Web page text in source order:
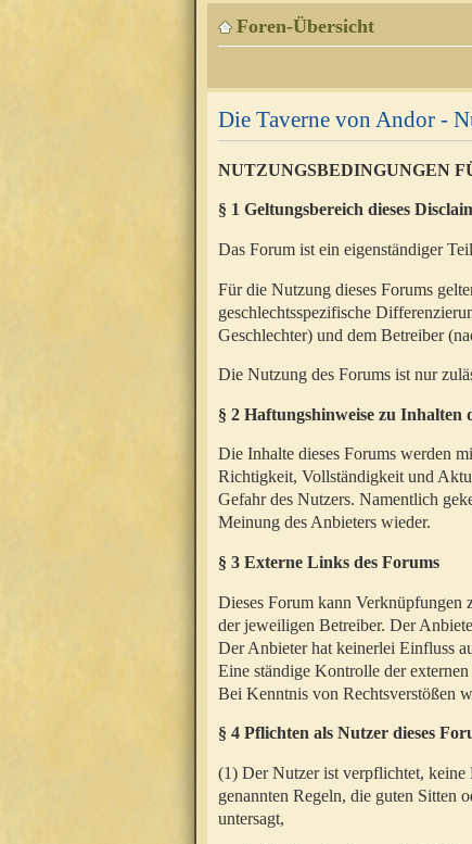
Foren-Übersicht
Die Taverne von Andor -
NUTZUNGSBEDINGUNGEN
§ 1 Geltungsbereich dieses
Das Forum ist ein eigenständiger
Für die Nutzung dieses Forums
geschlechtsspezifische
Geschlechter) und dem Betreiber
Die Nutzung des Forums ist nur
§ 2 Haftungshinweise zu Inhalten
Die Inhalte dieses Forums werden
Richtigkeit, Vollständigkeit und
Gefahr des Nutzers. Namentlich
Meinung des Anbieters wieder.
§ 3 Externe Links des Forums
Dieses Forum kann Verknüpfungen
der jeweiligen Betreiber. Der
Der Anbieter hat keinerlei Einfluss
Eine ständige Kontrolle der
Bei Kenntnis von Rechtsverstößen
§ 4 Pflichten als Nutzer dieses
(1) Der Nutzer ist verpflichtet, keine
genannten Regeln, die guten Sitten
untersagt,